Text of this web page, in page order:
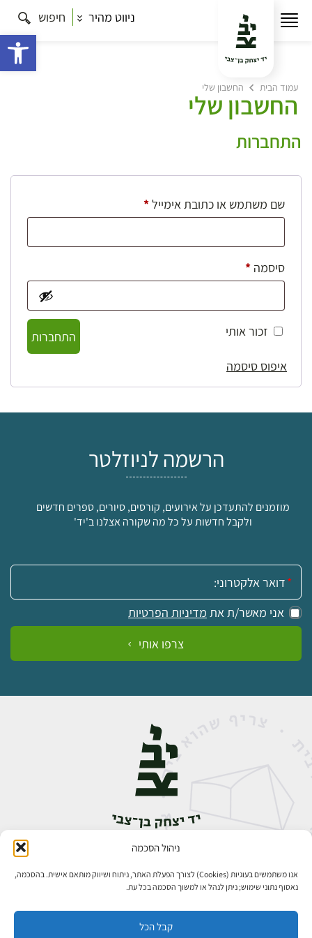
ניהול הסכמה
אנו משתמשים בעוגיות (Cookies) לצורך הפעלת האתר, ניתוח ושיווק מותאם אישית. בהסכמה,
נאסוף נתוני שימוש; ניתן לנהל או למשוך הסכמה בכל עת.
קבל הכל
ניווט מהיר חיפוש
עמוד הבית החשבון שלי
החשבון שלי
התחברות
שם משתמש או כתובת אימייל*חובה
סיסמה *חובה
זכור אותי
התחברות
איפוס סיסמה
הרשמה לניוזלטר
מוזמנים להתעדכן על אירועים, קורסים, סיורים, ספרים חדשים
ולקבל חדשות על כל מה שקורה אצלנו ב'יד'
אימייל:
אני מאשר/ת את מדיניות הפרטיות
צרפו אותי
אבן גבירול 14, רחביה, ירושלים